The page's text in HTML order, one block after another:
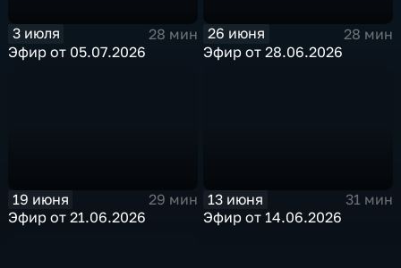
3 июля
28 мин
Эфир от 05.07.2026
26 июня
28 мин
Эфир от 28.06.2026
19 июня
29 мин
Эфир от 21.06.2026
13 июня
31 мин
Эфир от 14.06.2026